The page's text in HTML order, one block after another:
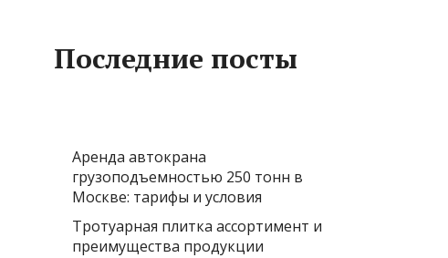
Последние посты
Аренда автокрана
грузоподъемностью 250 тонн в
Москве: тарифы и условия
Тротуарная плитка ассортимент и
преимущества продукции